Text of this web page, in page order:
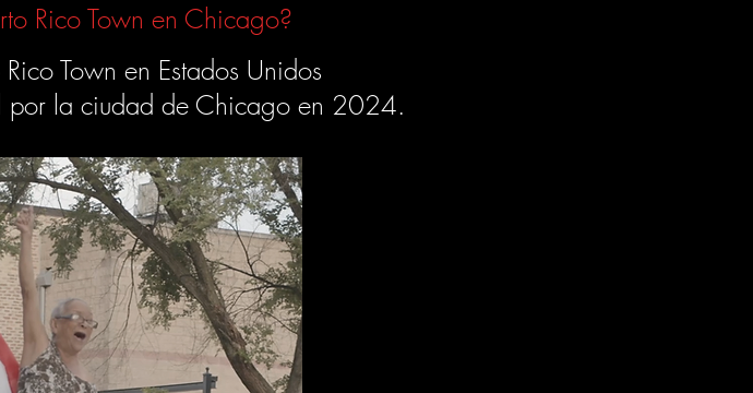
Rico Town en Chicago?
Town en Estados Unidos
por la ciudad de Chicago en 2024.